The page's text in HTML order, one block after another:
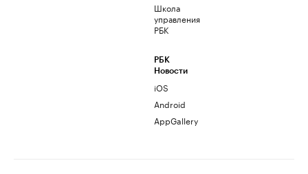
Школа
управления
РБК
РБК
Новости
iOS
Android
AppGallery